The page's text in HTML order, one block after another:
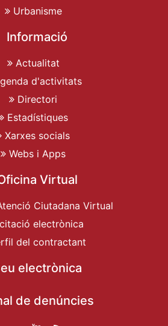
Urbanisme
Informació
Actualitat
d'activitats
Directori
Estadístiques
Xarxes socials
Webs i Apps
Virtual
Ciutadana Virtual
electrònica
del contractant
electrònica
de denúncies